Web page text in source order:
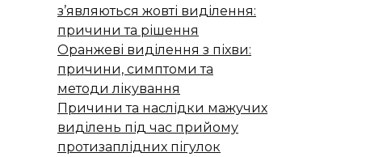
з’являються жовті виділення:
причини та рішення
Оранжеві виділення з піхви:
причини, симптоми та
методи лікування
Причини та наслідки мажучих
виділень під час прийому
протизаплідних пігулок